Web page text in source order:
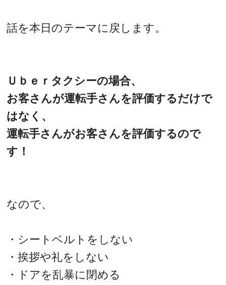
話を本日のテーマに戻します。
Ｕｂｅｒタクシーの場合、
お客さんが運転手さんを評価するだけで
はなく、
運転手さんがお客さんを評価するので
す！
なので、
・シートベルトをしない
・挨拶や礼をしない
・ドアを乱暴に閉める